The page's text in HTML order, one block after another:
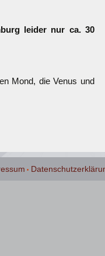
leider nur ca. 30
Mond, die Venus und